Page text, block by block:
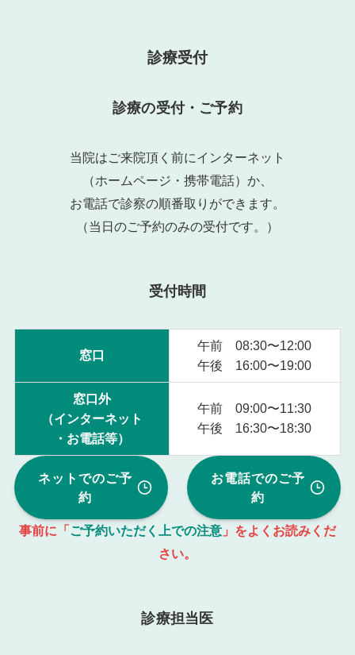
診療受付
診療の受付・ご予約
当院はご来院頂く前にインターネット
（ホームページ・携帯電話）か、
お電話で診察の順番取りができます。
（当日のご予約のみの受付です。）
受付時間
窓口
午前 08:30〜12:00
午後 16:00〜19:00
窓口外
（インターネット
・お電話等）
午前 09:00〜11:30
午後 16:30〜18:30
ネットでのご予
約
お電話でのご予
約
事前に「ご予約いただく上での注意」をよくお読みくだ
さい。
診療担当医